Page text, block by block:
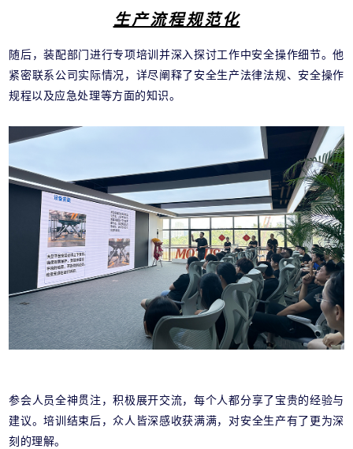
生产流程规范化
随后，装配部门进行专项培训并深入探讨工作中安全操作细节。他
紧密联系公司实际情况，详尽阐释了安全生产法律法规、安全操作
规程以及应急处理等方面的知识。
参会人员全神贯注，积极展开交流，每个人都分享了宝贵的经验与
建议。培训结束后，众人皆深感收获满满，对安全生产有了更为深
刻的理解。